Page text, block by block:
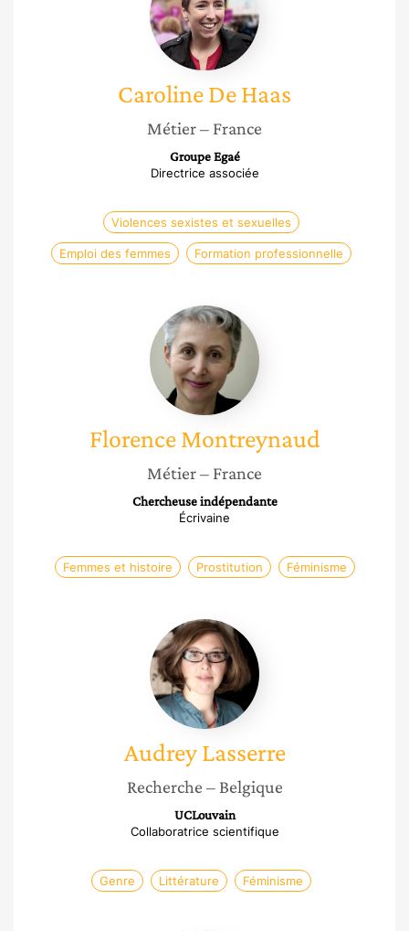
Haas
CarolineDe Haas
Métier– France
Groupe Egaé
Directrice associée
Violences sexistes et sexuelles
Emploi des femmes Formation professionnelle
Florence
Montreynaud
Florence Montreynaud
Métier– France
Chercheuse indépendante
Écrivaine
Femmes et histoire Prostitution Féminisme
Audrey
Lasserre
Audrey Lasserre
Recherche – Belgique
UCLouvain
Collaboratrice scientifique
Genre Littérature Féminisme